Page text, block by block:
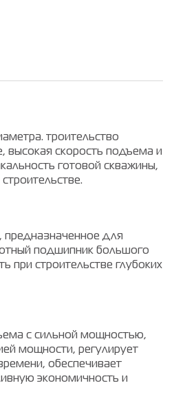
троительство
высокая скорость подъема и
готовой скважины,
предназначенное для
подшипник большого
при строительстве глубоких
с сильной мощностью,
мощности, регулирует
обеспечивает
экономичность и